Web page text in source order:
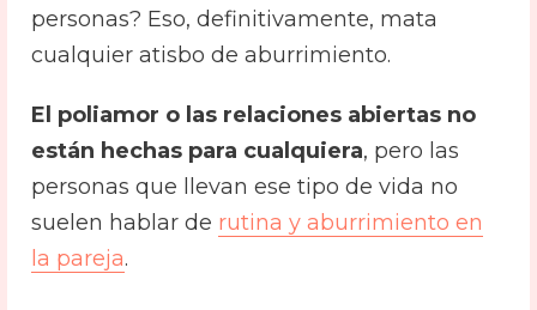
personas? Eso, definitivamente, mata
cualquier atisbo de aburrimiento.
El poliamor o las relaciones abiertas no
están hechas para cualquiera, pero las
personas que llevan ese tipo de vida no
suelen hablar de rutina y aburrimiento en
la pareja.